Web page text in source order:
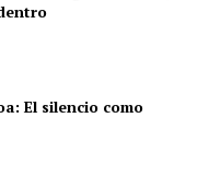
El silencio como